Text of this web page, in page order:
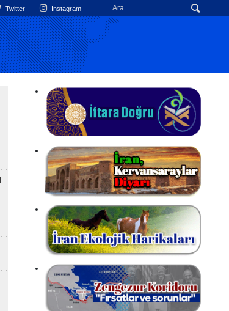
Twitter Instagram